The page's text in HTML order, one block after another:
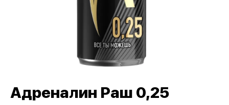
Адреналин Раш 0,25